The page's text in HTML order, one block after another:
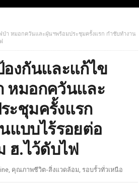
า หมอกควันและฝุ่นฯพร้อมประชุมครั้งแรก กำชับทำงาน
องกันและแก้ไข
หมอกควันและ
ะชุมครั้งแรก
แบบไร้รอยต่อ
ฮ.ไว้ดับไฟ
, คุณภาพชีวิต-สิ่งแวดล้อม, รอบรั้วทั่วเหนือ